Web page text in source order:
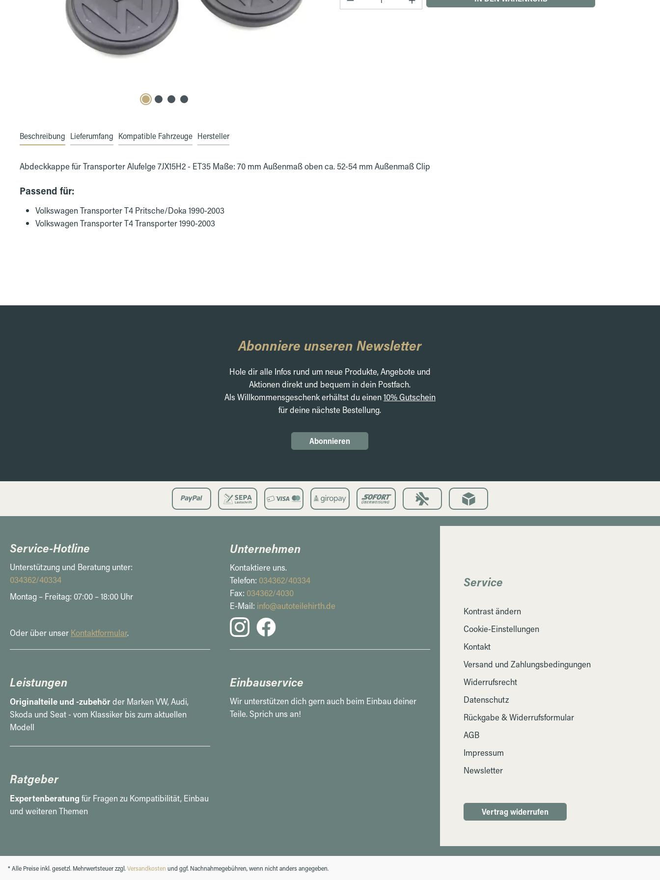
Beschreibung Lieferumfang Kompatible Fahrzeuge Hersteller
Abdeckkappe für Transporter Alufelge 7JX15H2 - ET35 Maße: 70 mm Außenmaß oben ca. 52-54 mm Außenmaß Clip
Passend für:
Volkswagen Transporter T4 Pritsche/Doka 1990-2003
Volkswagen Transporter T4 Transporter 1990-2003
Abonniere unseren Newsletter
Hole dir alle Infos rund um neue Produkte, Angebote und
Aktionen direkt und bequem in dein Postfach.
Als Willkommensgeschenk erhältst du einen10% Gutschein
für deine nächste Bestellung.
Abonnieren
Service-Hotline
Unterstützung und Beratung unter:
034362/40334
Montag – Freitag: 07:00 – 18:00 Uhr
Oder über unser Kontaktformular.
Unternehmen
Kontaktiere uns.
Telefon: 034362/40334
Fax: 034362/4030
E-Mail: info@autoteilehirth.de
Leistungen
Originalteile und -zubehörder Marken VW, Audi,
Skoda und Seat - vom Klassiker bis zum aktuellen
Modell
Einbauservice
Wir unterstützen dich gern auch beim Einbau deiner
Teile. Sprich uns an!
Ratgeber
Expertenberatung für Fragen zu Kompatibilität, Einbau
und weiteren Themen
Service
Kontrast ändern
Cookie-Einstellungen
Kontakt
Versand und Zahlungsbedingungen
Widerrufsrecht
Datenschutz
Rückgabe & Widerrufsformular
AGB
Impressum
Newsletter
Vertrag widerrufen
* Alle Preise inkl. gesetzl. Mehrwertsteuer zzgl.Versandkosten und ggf. Nachnahmegebühren, wenn nicht anders angegeben.